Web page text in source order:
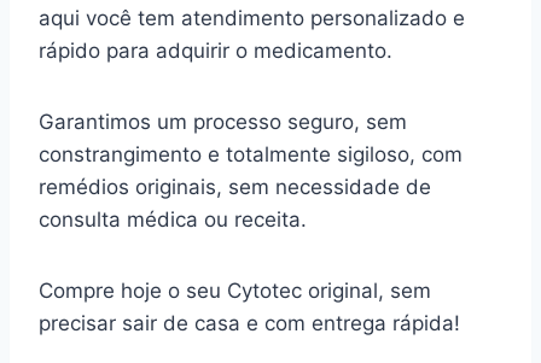
aqui você tem atendimento personalizado e
rápido para adquirir o medicamento.
Garantimos um processo seguro, sem
constrangimento e totalmente sigiloso, com
remédios originais, sem necessidade de
consulta médica ou receita.
Compre hoje o seu Cytotec original, sem
precisar sair de casa e com entrega rápida!